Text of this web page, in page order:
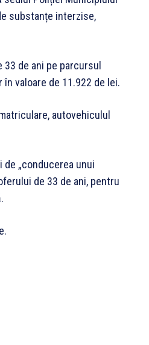
substanțe interzise,
de ani pe parcursul
valoare de 11.922 de lei.
autovehiculul
„conducerea unui
de 33 de ani, pentru